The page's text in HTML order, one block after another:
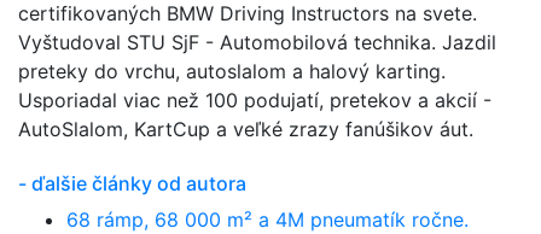
certifikovaných BMW Driving Instructors na svete.
Vyštudoval STU SjF - Automobilová technika. Jazdil
preteky do vrchu, autoslalom a halový karting.
Usporiadal viac než 100 podujatí, pretekov a akcií -
AutoSlalom, KartCup a veľké zrazy fanúšikov áut.
- ďalšie články od autora
68 rámp, 68 000 m² a 4M pneumatík ročne.